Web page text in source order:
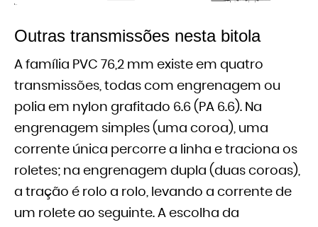
Outras transmissões nesta bitola
A família PVC 76,2 mm existe em quatro
transmissões, todas com engrenagem ou
polia em nylon grafitado 6.6 (PA 6.6). Na
engrenagem simples (uma coroa), uma
corrente única percorre a linha e traciona os
roletes; na engrenagem dupla (duas coroas),
a tração é rolo a rolo, levando a corrente de
um rolete ao seguinte. A escolha da